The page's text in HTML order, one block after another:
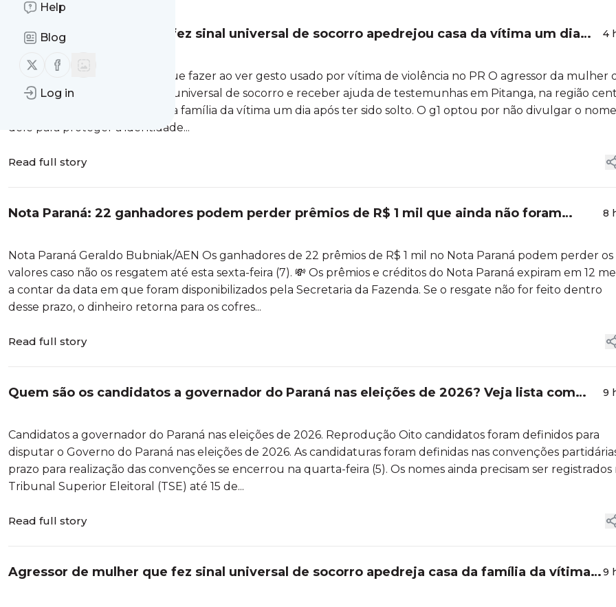
Help
Blog
Follow us on X (twitter)
Follow us on Facebook
Log in
Agressor de mulher que fez sinal universal de socorro apedrejou casa da vítima um dia
4
Sinal universal de socorro: o que fazer ao ver gesto usado por vítima de violência no PR O agressor da mulher
foi socorrida após fazer o sinal universal de socorro e receber ajuda de testemunhas em Pitanga, na região
do Paraná, apedrejou a casa da família da vítima um dia após ter sido solto. O g1 optou por não divulgar o nome
dele para proteger a identidade...
Read full story
Nota Paraná: 22 ganhadores podem perder prêmios de R$ 1 mil que ainda não foram
8
Nota Paraná Geraldo Bubniak/AEN Os ganhadores de 22 prêmios de R$ 1 mil no Nota Paraná podem perder os
valores caso não os resgatem até esta sexta-feira (7). 💸 Os prêmios e créditos do Nota Paraná expiram em 12
a contar da data em que foram disponibilizados pela Secretaria da Fazenda. Se o resgate não for feito dentro
desse prazo, o dinheiro retorna para os cofres...
Read full story
Quem são os candidatos a governador do Paraná nas eleições de 2026? Veja lista com
9
Candidatos a governador do Paraná nas eleições de 2026. Reprodução Oito candidatos foram definidos para
disputar o Governo do Paraná nas eleições de 2026. As candidaturas foram definidas nas convenções
prazo para realização das convenções se encerrou na quarta-feira (5). Os nomes ainda precisam ser registrados
Tribunal Superior Eleitoral (TSE) até 15 de...
Read full story
Agressor de mulher que fez sinal universal de socorro apedreja casa da família da vítima e9